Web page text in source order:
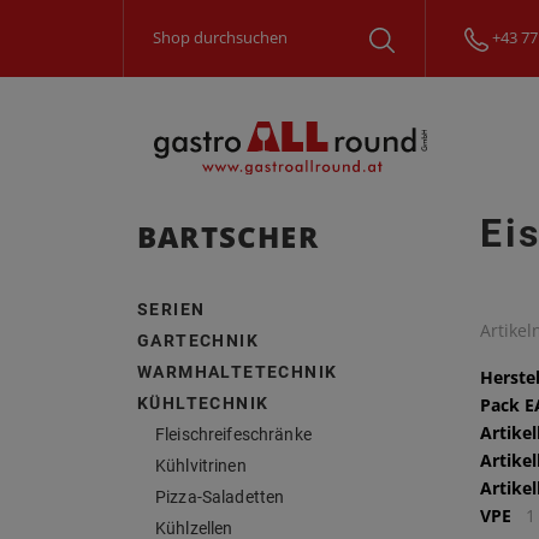
+43
BARTSCHER
SERIEN
GARTECHNIK
WARMHALTETECHNIK
KÜHLTECHNIK
Fleischreifeschränke
Kühlvitrinen
Pizza-Saladetten
Kühlzellen
Pack
VPE